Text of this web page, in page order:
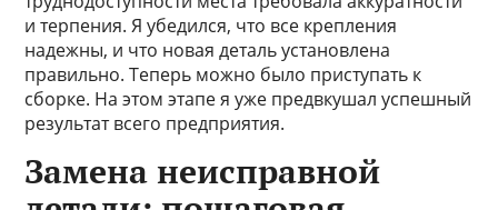
и терпения. Я убедился, что все крепления
надежны, и что новая деталь установлена
правильно. Теперь можно было приступать к
сборке. На этом этапе я уже предвкушал успешный
результат всего предприятия.
Замена неисправной